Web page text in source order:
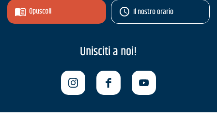
Opuscoli Il nostro orario
Unisciti a noi!